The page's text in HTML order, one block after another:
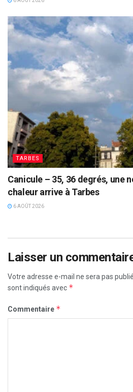
TARBES
Canicule – 35, 36 degrés, une
chaleur arrive à Tarbes
6 AOÛT 2026
Laisser un
Votre adresse e-mail ne sera pas
sont indiqués avec *
Commentaire *